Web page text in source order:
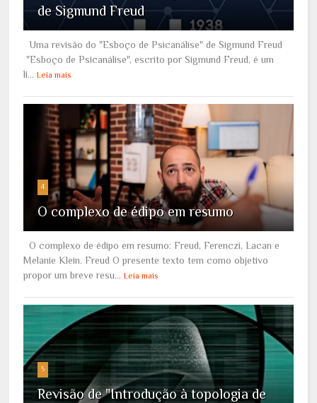
de Sigmund Freud
Uma revisão do "Esboço de Psicanálise" de Sigmund Freud
"Esboço de Psicanálise", escrito por Sigmund Freud, é um
li... Leia mais
4
O complexo de édipo em resumo
O complexo de édipo em resumo: Freud, Ferenczi, Lacan e
Melanie Klein. Freud O presente texto tem como objetivo
propor um breve resu... Leia mais
5
Revisão de "Introdução à topologia de